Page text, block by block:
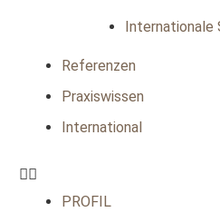
Internationale
Referenzen
Praxiswissen
International
PROFIL